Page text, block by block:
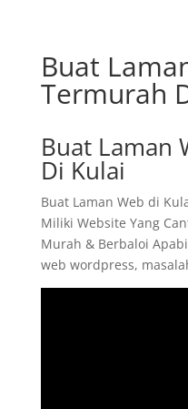
Buat
Termurah
Buat Laman
Di Kulai
Buat Laman Web di
Miliki Website Yang
Murah & Berbaloi
web wordpress,